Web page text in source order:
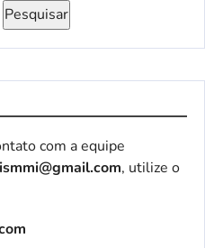
Pesquisar
com a equipe
, utilize o